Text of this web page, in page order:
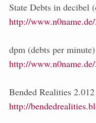
State Debts in decibel
http://
dpm (debts per minute)
http://
Bended Realities 2.012
http://